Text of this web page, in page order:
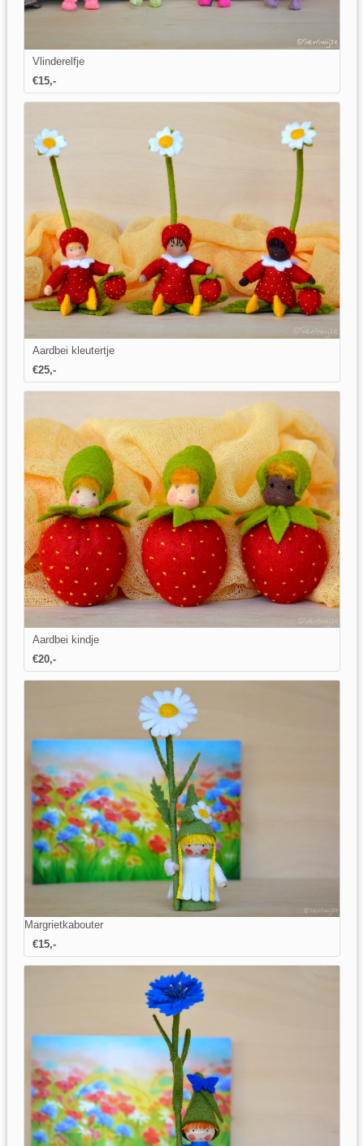
Vlinderelfje
€15,-
Aardbei kleutertje
€25,-
Aardbei kindje
€20,-
Margrietkabouter
€15,-